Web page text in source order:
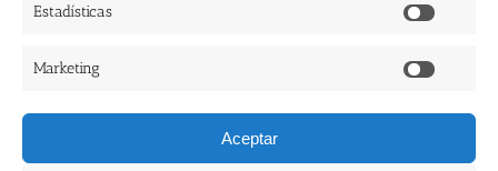
Estadísticas
Marketing
Aceptar
Copyright 2017 Ediciones en Huida. | Todos los Derechos Reservados |